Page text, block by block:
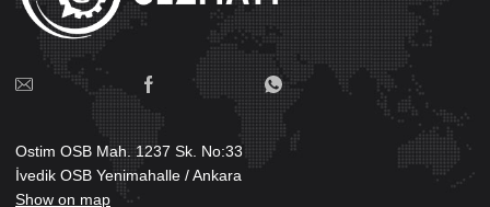
Ostim OSB Mah. 1237 Sk. No:33
İvedik OSB Yenimahalle / Ankara
Show on map